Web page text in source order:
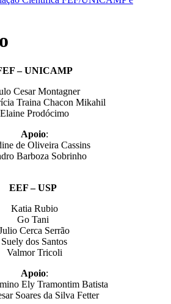
– UNICAMP
Cesar Montagner
Traina Chacon Mikahil
Elaine Prodócimo
Apoio:
de Oliveira Cassins
Barboza Sobrinho
EEF – USP
Katia Rubio
Go Tani
Cerca Serrão
Suely dos Santos
Valmor Tricoli
Apoio:
Ely Tramontim Batista
Soares da Silva Fetter